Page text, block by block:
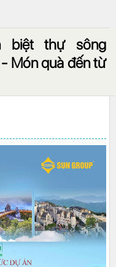
biệt thự sông
Món quà đến từ